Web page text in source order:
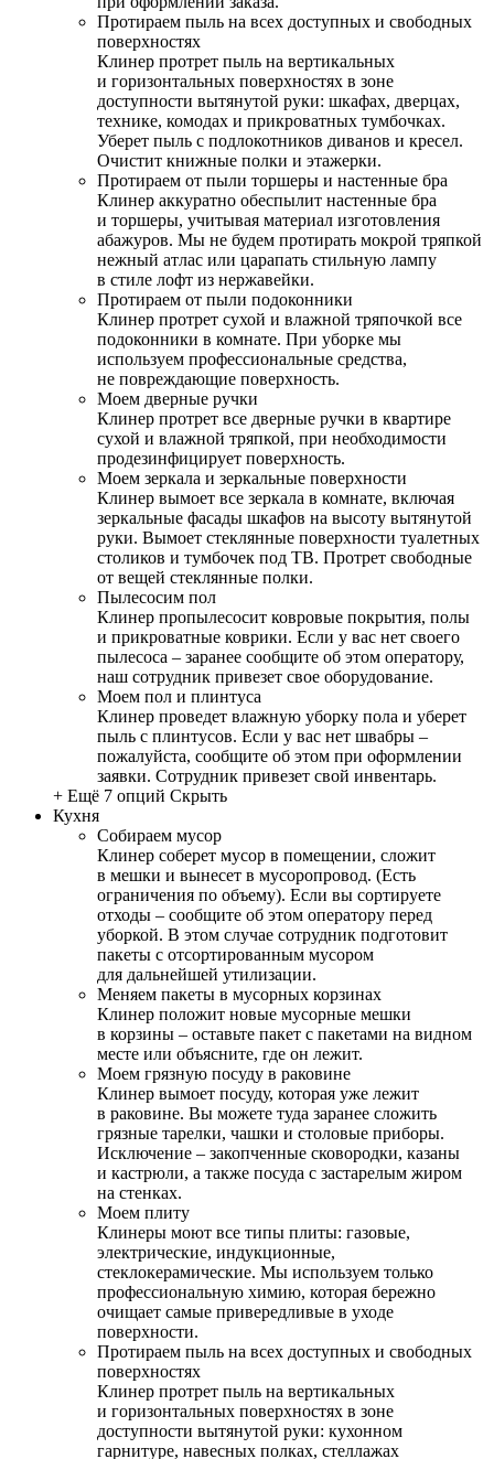
Протираем пыль на всех доступных и свободных
поверхностях
Клинер протрет пыль на вертикальных
и горизонтальных поверхностях в зоне
доступности вытянутой руки: шкафах, дверцах,
технике, комодах и прикроватных тумбочках.
Уберет пыль с подлокотников диванов и кресел.
Очистит книжные полки и этажерки.
Протираем от пыли торшеры и настенные бра
Клинер аккуратно обеспылит настенные бра
и торшеры, учитывая материал изготовления
абажуров. Мы не будем протирать мокрой тряпкой
нежный атлас или царапать стильную лампу
в стиле лофт из нержавейки.
Протираем от пыли подоконники
Клинер протрет сухой и влажной тряпочкой все
подоконники в комнате. При уборке мы
используем профессиональные средства,
не повреждающие поверхность.
Моем дверные ручки
Клинер протрет все дверные ручки в квартире
сухой и влажной тряпкой, при необходимости
продезинфицирует поверхность.
Моем зеркала и зеркальные поверхности
Клинер вымоет все зеркала в комнате, включая
зеркальные фасады шкафов на высоту вытянутой
руки. Вымоет стеклянные поверхности туалетных
столиков и тумбочек под ТВ. Протрет свободные
от вещей стеклянные полки.
Пылесосим пол
Клинер пропылесосит ковровые покрытия, полы
и прикроватные коврики. Если у вас нет своего
пылесоса – заранее сообщите об этом оператору,
наш сотрудник привезет свое оборудование.
Моем пол и плинтуса
Клинер проведет влажную уборку пола и уберет
пыль с плинтусов. Если у вас нет швабры –
пожалуйста, сообщите об этом при оформлении
заявки. Сотрудник привезет свой инвентарь.
+ Ещё 7 опций Скрыть
Кухня
Собираем мусор
Клинер соберет мусор в помещении, сложит
в мешки и вынесет в мусоропровод. (Есть
ограничения по объему). Если вы сортируете
отходы – сообщите об этом оператору перед
уборкой. В этом случае сотрудник подготовит
пакеты с отсортированным мусором
для дальнейшей утилизации.
Меняем пакеты в мусорных корзинах
Клинер положит новые мусорные мешки
в корзины – оставьте пакет с пакетами на видном
месте или объясните, где он лежит.
Моем грязную посуду в раковине
Клинер вымоет посуду, которая уже лежит
в раковине. Вы можете туда заранее сложить
грязные тарелки, чашки и столовые приборы.
Исключение – закопченные сковородки, казаны
и кастрюли, а также посуда с застарелым жиром
на стенках.
Моем плиту
Клинеры моют все типы плиты: газовые,
электрические, индукционные,
стеклокерамические. Мы используем только
профессиональную химию, которая бережно
очищает самые привередливые в уходе
поверхности.
Протираем пыль на всех доступных и свободных
поверхностях
Клинер протрет пыль на вертикальных
и горизонтальных поверхностях в зоне
доступности вытянутой руки: кухонном
гарнитуре, навесных полках, стеллажах